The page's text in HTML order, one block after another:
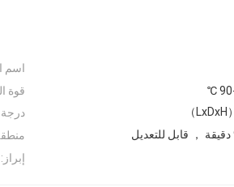
اسم
قوة
درجة
منطقة
إبراز: